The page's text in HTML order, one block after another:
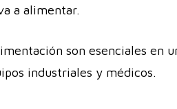
a alimentar.
son esenciales en
industriales y médicos.